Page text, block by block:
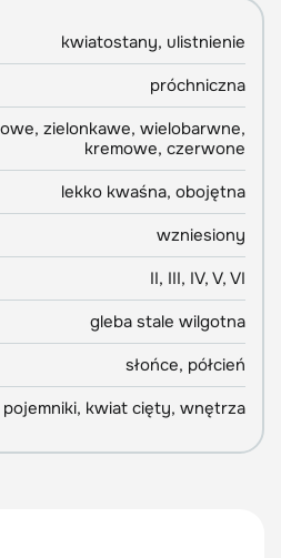
kwiatostany, ulistnienie
próchniczna
zielonkawe, wielobarwne,
kremowe, czerwone
lekko kwaśna, obojętna
wzniesiony
II, III, IV, V, VI
gleba stale wilgotna
słońce, półcień
pojemniki, kwiat cięty, wnętrza